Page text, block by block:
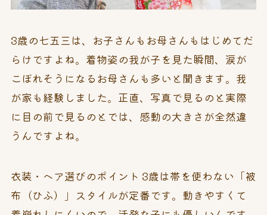
3歳の七五三は、お子さんもお母さんもはじめてだ
らけですよね。着物姿の我が子を見た瞬間、涙が
こぼれそうになるお母さんも多いと聞きます。我
が家も経験しました。正直、写真で見るのと実際
に目の前で見るのとでは、感動の大きさが全然違
うんですよね。
衣装・ヘア選びのポイント 3歳は帯を使わない「被
布（ひふ）」スタイルが定番です。動きやすくて